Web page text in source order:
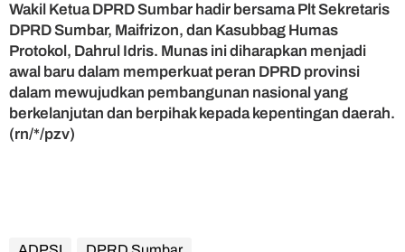
Wakil Ketua DPRD Sumbar hadir bersama Plt Sekretaris
DPRD Sumbar, Maifrizon, dan Kasubbag Humas
Protokol, Dahrul Idris. Munas ini diharapkan menjadi
awal baru dalam memperkuat peran DPRD provinsi
dalam mewujudkan pembangunan nasional yang
berkelanjutan dan berpihak kepada kepentingan daerah.
(rn/*/pzv)